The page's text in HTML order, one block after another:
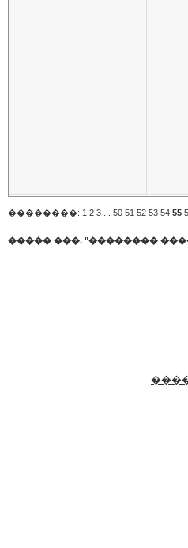
��������: 1 2 3 50 51 52 53 54 55
����� ���. "��������